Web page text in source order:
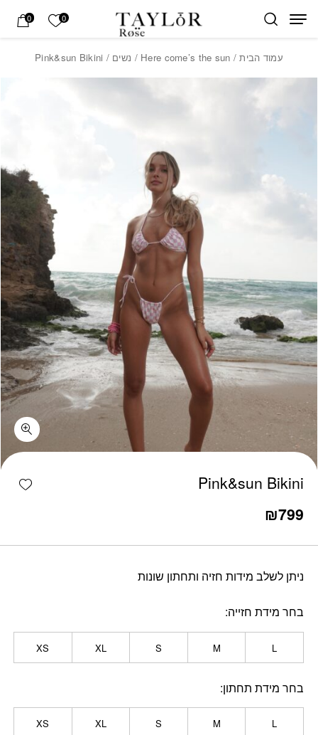
Skip to Content
0 הרשימה
0
עמוד הבית/
Here come’s the sun
/ נשים / Pink&sun Bikini
Pink&sun Bikini
₪799
ניתן לשלב מידות חזיה ותחתון שונות
בחר מידת חזייה
L
M
S
XL
XS
בחר מידת תחתון
L
M
S
XL
XS
כמות Pink&sun Bikini
בחזרה למעלה